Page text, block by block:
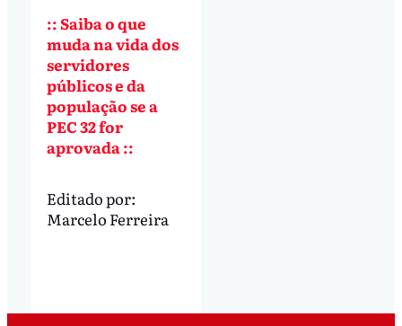
:: Saiba o que
muda na vida dos
servidores
públicos e da
população se a
PEC 32 for
aprovada ::
Editado por:
Marcelo Ferreira